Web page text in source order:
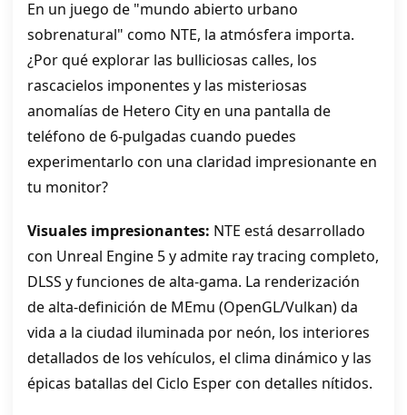
En un juego de "mundo abierto urbano
sobrenatural" como NTE, la atmósfera importa.
¿Por qué explorar las bulliciosas calles, los
rascacielos imponentes y las misteriosas
anomalías de Hetero City en una pantalla de
teléfono de 6‑pulgadas cuando puedes
experimentarlo con una claridad impresionante en
tu monitor?
Visuales impresionantes: NTE está desarrollado
con Unreal Engine 5 y admite ray tracing completo,
DLSS y funciones de alta‑gama. La renderización
de alta‑definición de MEmu (OpenGL/Vulkan) da
vida a la ciudad iluminada por neón, los interiores
detallados de los vehículos, el clima dinámico y las
épicas batallas del Ciclo Esper con detalles nítidos.